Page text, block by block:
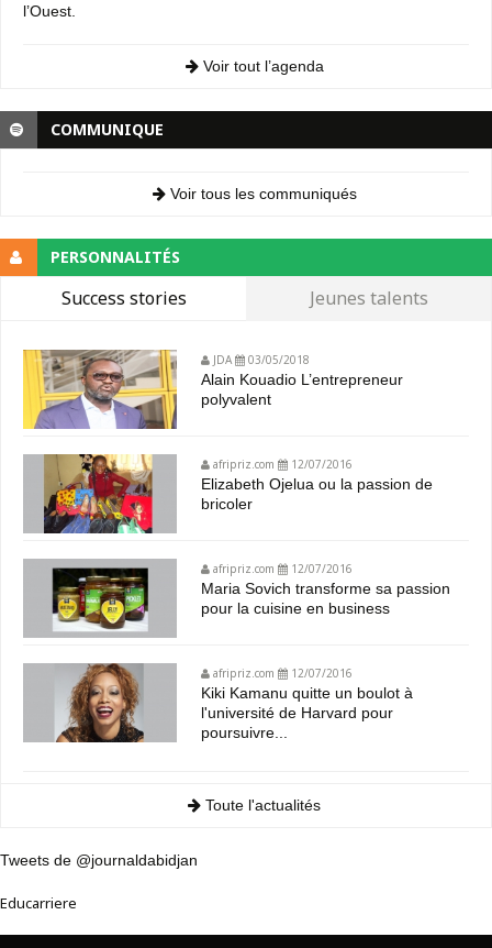
l’Ouest.
Voir tout l’agenda
COMMUNIQUE
Voir tous les communiqués
PERSONNALITÉS
Success stories Jeunes talents
JDA 03/05/2018
Alain Kouadio L’entrepreneur
polyvalent
afripriz.com 12/07/2016
Elizabeth Ojelua ou la passion de
bricoler
afripriz.com 12/07/2016
Maria Sovich transforme sa passion
pour la cuisine en business
afripriz.com 12/07/2016
Kiki Kamanu quitte un boulot à
l'université de Harvard pour
poursuivre...
Toute l'actualités
Tweets de @journaldabidjan
Educarriere